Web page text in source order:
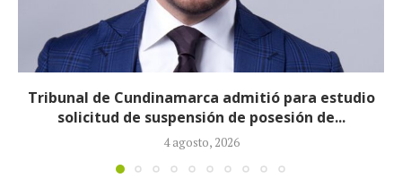
Reducirán afiliados de la Nueva EPS: propuesta de
la ministra de Salud...
3 agosto, 2026